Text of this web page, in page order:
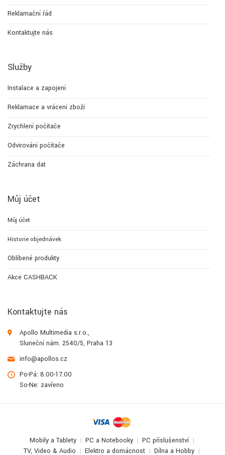
Reklamační řád
Kontaktujte nás
Služby
Instalace a zapojení
Reklamace a vrácení zboží
Zrychlení počítače
Odvirování počítače
Záchrana dat
Můj účet
Můj účet
Historie objednávek
Oblíbené produkty
Akce CASHBACK
Kontaktujte nás
Apollo Multimedia s.r.o.,
Sluneční nám. 2540/5, Praha 13
info@apollos.cz
Po-Pá: 8.00-17.00
So-Ne: zavřeno
Mobily a Tablety PC a Notebooky
PC příslušenství
TV, Video & Audio
Elektro a domácnost Dílna a Hobby